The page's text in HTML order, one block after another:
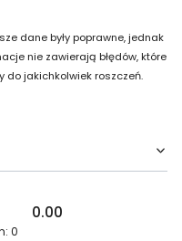
dane były poprawne, jednak
nie zawierają błędów, które
jakichkolwiek roszczeń.
0.00
0